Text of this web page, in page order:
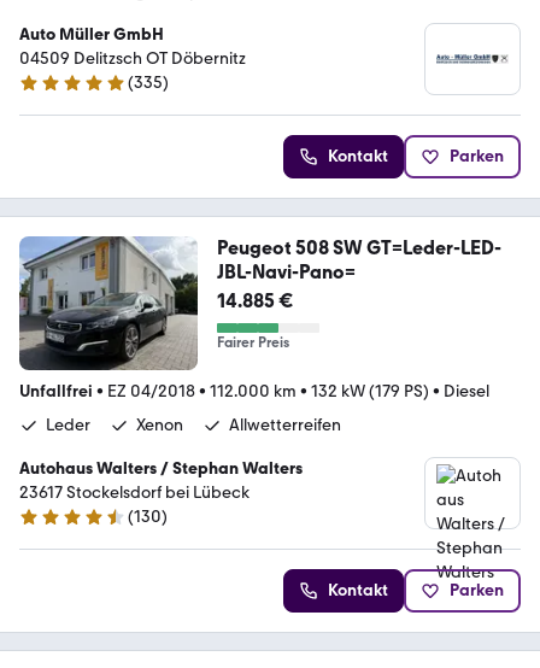
Auto Müller GmbH
04509 Delitzsch OT Döbernitz
5 Sterne
(335)
Kontakt Parken
Peugeot 508 SW GT=Leder-LED-
JBL-Navi-Pano=
14.885 €
Fairer Preis
Unfallfrei • EZ 04/2018• 112.000 km • 132 kW (179 PS) • Diesel
Leder
Xenon Allwetterreifen
Autohaus Walters / Stephan Walters
23617 Stockelsdorf bei Lübeck
4.6 Sterne
(130)
Kontakt Parken